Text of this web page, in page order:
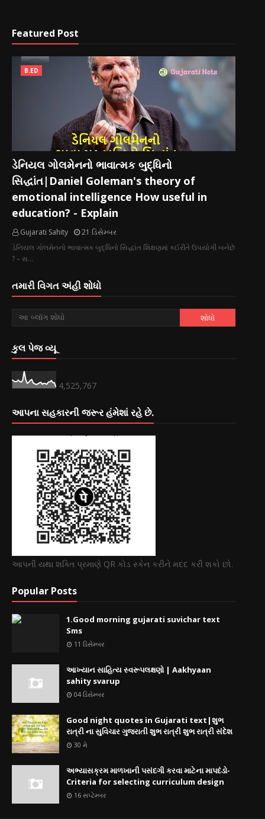
Featured Post
B.ED
ડેનિયલ ગોલમેનનો ભાવાત્મક બુદ્ધિનો
સિદ્ધાંત|Daniel Goleman's theory of
emotional intelligence How useful in
education? - Explain
Gujarati Sahity
21 ડિસેમ્બર
ડેનિયલ ગોલમેનનો ભાવાત્મક બુદ્ધિનો સિદ્ધાંત શિક્ષણમાં કઈરીતે ઉપયોગી બનેછે
? – સ…
તમારી વિગત અંહી શોધો
કુલ પેજ વ્યૂ
4,525,767
આપના સહકારની જરૂર હંમેશાં રહે છે.
આપની યથા શક્તિ પ્રમાણે QR કોડ સ્કેન કરીને મદદ કરી શકો છો.
Popular Posts
1.Good morning gujarati suvichar text
Sms
11 ડિસેમ્બર
આખ્યાન સાહિત્ય સ્વરૂપલક્ષણો | Aakhyaan
sahity svarup
04 ડિસેમ્બર
Good night quotes in Gujarati text|શુભ
રાત્રી ના સુવિચાર ગુજરાતી શુભ રાત્રી શુભ રાત્રી સંદેશ
30 મે
અભ્યાસક્રમ માળખાની પસંદગી કરવા માટેના માપદંડો-
Criteria for selecting curriculum design
16 સપ્ટેમ્બર